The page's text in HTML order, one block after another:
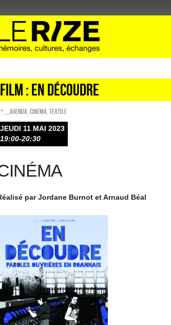
film : EN DÉCOUDRE
_* _Agenda Cinéma Textile
JEUDI 11 MAI 2023
19:00-20:30
par Jordane Burnot et Arnaud Béal